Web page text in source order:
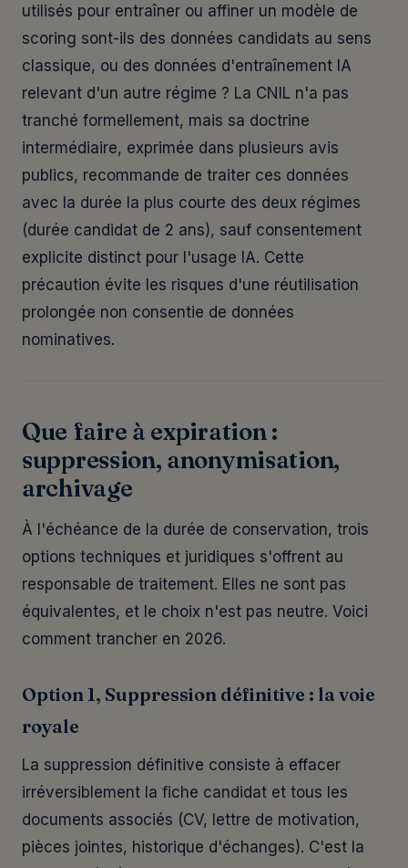
utilisés pour entraîner ou affiner un modèle de
scoring sont-ils des données candidats au sens
classique, ou des données d'entraînement IA
relevant d'un autre régime ? La CNIL n'a pas
tranché formellement, mais sa doctrine
intermédiaire, exprimée dans plusieurs avis
publics, recommande de traiter ces données
avec la durée la plus courte des deux régimes
(durée candidat de 2 ans), sauf consentement
explicite distinct pour l'usage IA. Cette
précaution évite les risques d'une réutilisation
prolongée non consentie de données
nominatives.
Que faire à expiration :
suppression, anonymisation,
archivage
À l'échéance de la durée de conservation, trois
options techniques et juridiques s'offrent au
responsable de traitement. Elles ne sont pas
équivalentes, et le choix n'est pas neutre. Voici
comment trancher en 2026.
Option 1, Suppression définitive : la voie
royale
La suppression définitive consiste à effacer
irréversiblement la fiche candidat et tous les
documents associés (CV, lettre de motivation,
pièces jointes, historique d'échanges). C'est la